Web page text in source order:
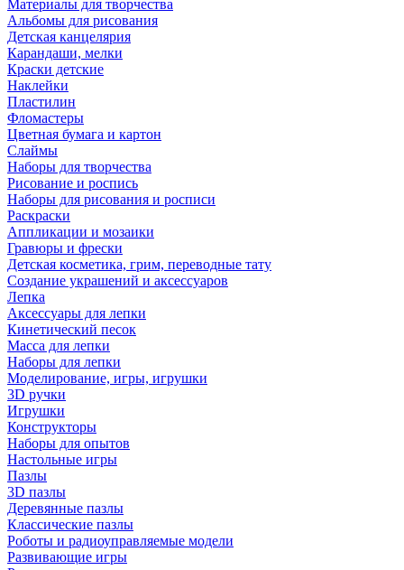
Материалы для творчества
Альбомы для рисования
Детская канцелярия
Карандаши, мелки
Краски детские
Наклейки
Пластилин
Фломастеры
Цветная бумага и картон
Слаймы
Наборы для творчества
Рисование и роспись
Наборы для рисования и росписи
Раскраски
Аппликации и мозаики
Гравюры и фрески
Детская косметика, грим, переводные тату
Создание украшений и аксессуаров
Лепка
Аксессуары для лепки
Кинетический песок
Масса для лепки
Наборы для лепки
Моделирование, игры, игрушки
3D ручки
Игрушки
Конструкторы
Наборы для опытов
Настольные игры
Пазлы
3D пазлы
Деревянные пазлы
Классические пазлы
Роботы и радиоуправляемые модели
Развивающие игры